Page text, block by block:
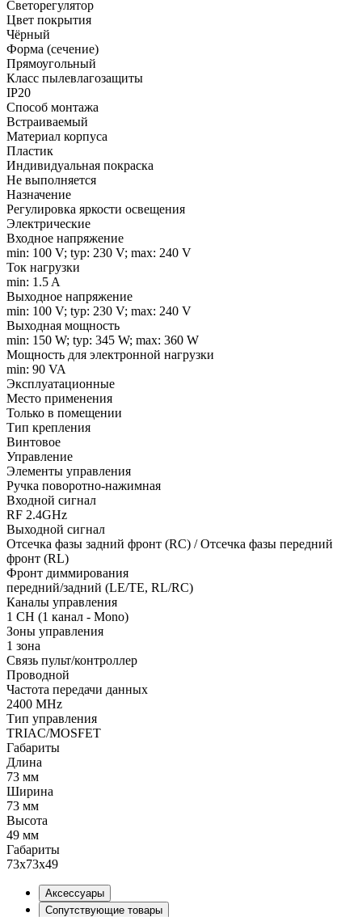
Светорегулятор
Цвет покрытия
Чёрный
Форма (сечение)
Прямоугольный
Класс пылевлагозащиты
IP20
Способ монтажа
Встраиваемый
Материал корпуса
Пластик
Индивидуальная покраска
Не выполняется
Назначение
Регулировка яркости освещения
Электрические
Входное напряжение
min: 100 V; typ: 230 V; max: 240 V
Ток нагрузки
min: 1.5 A
Выходное напряжение
min: 100 V; typ: 230 V; max: 240 V
Выходная мощность
min: 150 W; typ: 345 W; max: 360 W
Мощность для электронной нагрузки
min: 90 VA
Эксплуатационные
Место применения
Только в помещении
Тип крепления
Винтовое
Управление
Элементы управления
Ручка поворотно-нажимная
Входной сигнал
RF 2.4GHz
Выходной сигнал
Отсечка фазы задний фронт (RC) / Отсечка фазы передний
фронт (RL)
Фронт диммирования
передний/задний (LE/TE, RL/RC)
Каналы управления
1 CH (1 канал - Mono)
Зоны управления
1 зона
Связь пульт/контроллер
Проводной
Частота передачи данных
2400 MHz
Тип управления
TRIAC/MOSFET
Габариты
Длина
73 мм
Ширина
73 мм
Высота
49 мм
Габариты
73х73х49
Аксессуары
Сопутствующие товары